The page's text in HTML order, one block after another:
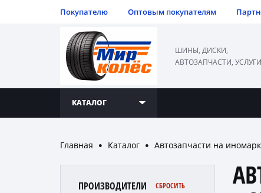
Покупателю Оптовым покупателям
ШИНЫ, ДИСКИ,
АВТОЗАПЧАСТИ,
КАТАЛОГ
Главная ● Каталог ● Автозапчасти на
ПРОИЗВОДИТЕЛИ СБРОСИТЬ